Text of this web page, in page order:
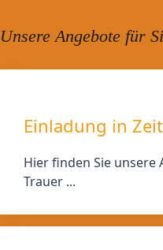
Unsere Angebote für
Einladung in
Hier finden Sie unsere
Trauer ...